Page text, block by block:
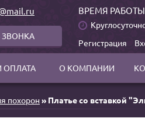
ЗВОНКА
ВРЕМЯ
Регистрация
ОПЛАТА О КОМПАНИИ
похорон » Платье со вставкой